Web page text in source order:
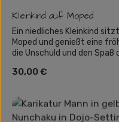
Kleinkind auf Moped
Ein niedliches Kleinkind
Moped und genießt eine
die Unschuld und den
Regulärer Preis:
30,00 €